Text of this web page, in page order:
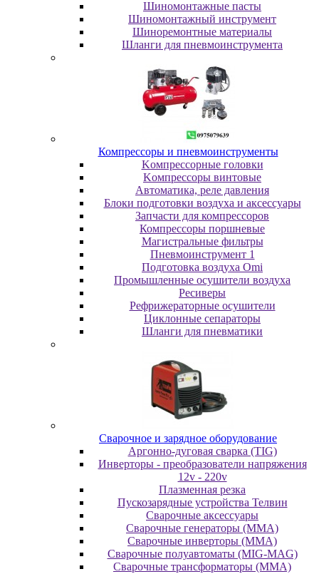
Шиномонтажные пасты
Шиномонтажный инструмент
Шиноремонтные материалы
Шлaнги для пнeвмoинcтpумeнтa
Компрессоры и пневмоинструменты
Koмпpeccopныe гoлoвки
Koмпpeccopы винтoвыe
Автоматика, реле давления
Блоки подготовки воздуха и аксессуары
Запчасти для компрессоров
Компрессоры поршневые
Магистральные фильтры
Пневмоинструмент 1
Подготовка воздуха Omi
Промышленные осушители воздуха
Ресиверы
Рефрижераторные осушители
Циклонные сепараторы
Шланги для пневматики
Cвapoчнoe и зарядное оборудование
Аргонно-дуговая сварка (TIG)
Инверторы - преобразователи напряжения
12v - 220v
Плазменная резка
Пускозарядные устройства Телвин
Сварочные аксессуары
Сварочные генераторы (MMA)
Сварочные инверторы (MMA)
Сварочные полуавтоматы (MIG-MAG)
Сварочные трансформаторы (MMA)